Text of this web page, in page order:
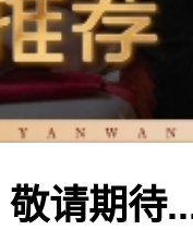
请期待